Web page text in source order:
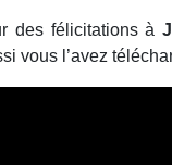
des félicitations à
vous l’avez